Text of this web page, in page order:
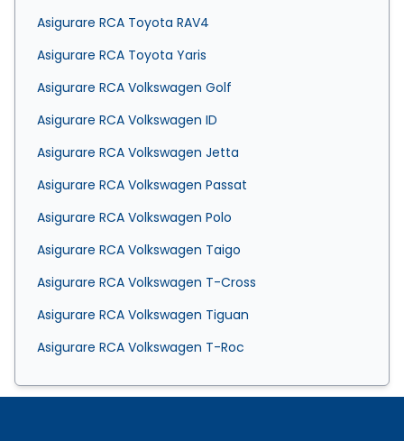
Asigurare RCA Toyota RAV4
Asigurare RCA Toyota Yaris
Asigurare RCA Volkswagen Golf
Asigurare RCA Volkswagen ID
Asigurare RCA Volkswagen Jetta
Asigurare RCA Volkswagen Passat
Asigurare RCA Volkswagen Polo
Asigurare RCA Volkswagen Taigo
Asigurare RCA Volkswagen T-Cross
Asigurare RCA Volkswagen Tiguan
Asigurare RCA Volkswagen T-Roc